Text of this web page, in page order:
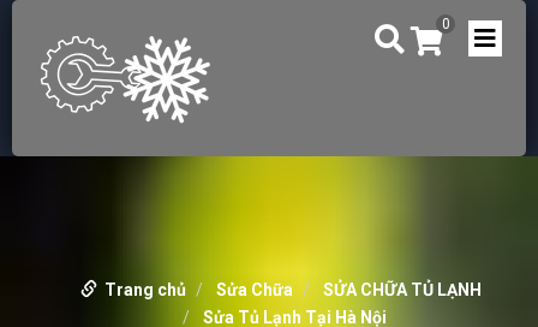
0
Trang chủ Sửa Chữa
SỬA CHỮA TỦ LẠNH
Sửa Tủ Lạnh Tại Hà Nội